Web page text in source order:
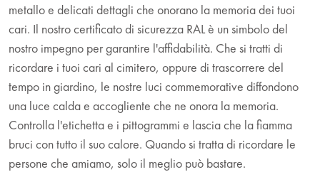
metallo e delicati dettagli che onorano la memoria dei tuoi
cari. Il nostro certificato di sicurezza RAL è un simbolo del
nostro impegno per garantire l'affidabilità. Che si tratti di
ricordare i tuoi cari al cimitero, oppure di trascorrere del
tempo in giardino, le nostre luci commemorative diffondono
una luce calda e accogliente che ne onora la memoria.
Controlla l'etichetta e i pittogrammi e lascia che la fiamma
bruci con tutto il suo calore. Quando si tratta di ricordare le
persone che amiamo, solo il meglio può bastare.